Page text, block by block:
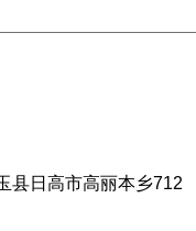
日高市高丽本乡712